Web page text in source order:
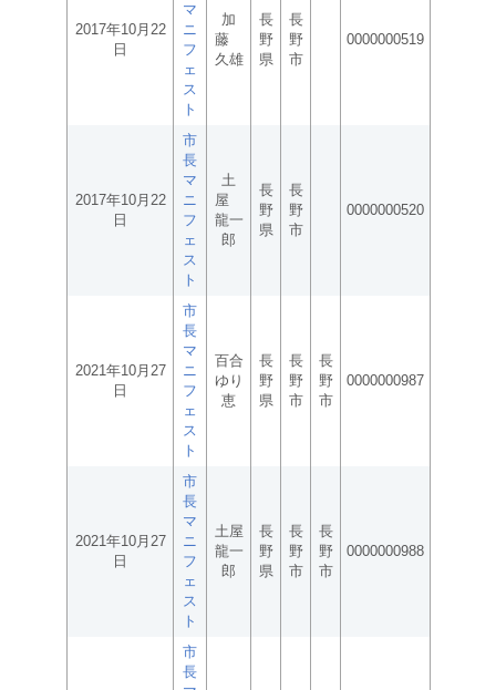
2017年10月22
日
マ
ニ
フ
ェ
ス
ト
加
藤
久雄
長
野
県
長
野
市
0000000519
2017年10月22
日
市
長
マ
ニ
フ
ェ
ス
ト
土
屋
龍一
郎
長
野
県
長
野
市
0000000520
2021年10月27
日
市
長
マ
ニ
フ
ェ
ス
ト
百合
ゆり
恵
長
野
県
長
野
市
長
野
市
0000000987
2021年10月27
日
市
長
マ
ニ
フ
ェ
ス
ト
土屋
龍一
郎
長
野
県
長
野
市
長
野
市
0000000988
市
長